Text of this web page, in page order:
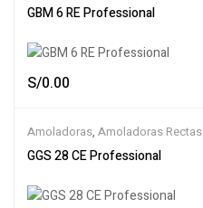
GBM 6 RE Professional
S/0.00
Amoladoras, Amoladoras Rectas
GGS 28 CE Professional